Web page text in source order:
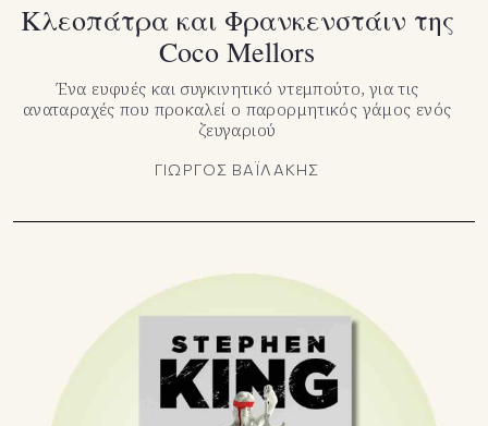
Κλεοπάτρα και Φρανκενστάιν της
Coco Mellors
Ένα ευφυές και συγκινητικό ντεμπούτο, για τις
αναταραχές που προκαλεί ο παρορμητικός γάμος ενός
ζευγαριού
ΓΙΩΡΓΟΣ ΒΑΪΛΑΚΗΣ